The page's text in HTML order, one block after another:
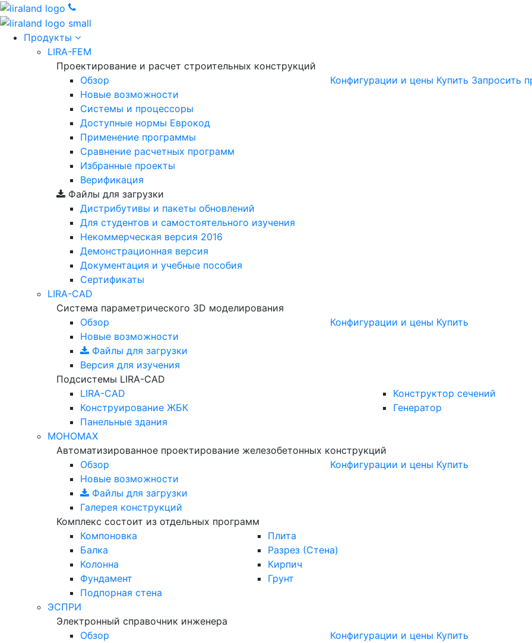
Продукты
LIRA-FEM
Проектирование и расчет строительных конструкций
Обзор
Новые возможности
Cистемы и процессоры
Доступные нормы Еврокод
Применение программы
Сравнение расчетных программ
Избранные проекты
Верификация
Конфигурации и цены Купить Запросить
Файлы для загрузки
Дистрибутивы и пакеты обновлений
Для студентов и самостоятельного изучения
Некоммерческая версия 2016
Демонстрационная версия
Документация и учебные пособия
Сертификаты
LIRA-CAD
Система параметрического 3D моделирования
Обзор
Новые возможности
Файлы для загрузки
Версия для изучения
Конфигурации и цены Купить
Подсистемы LIRA-CAD
LIRA-CAD
Конструирование ЖБК
Панельные здания
Конструктор сечений
Генератор
МОНОМАХ
Автоматизированное проектирование железобетонных конструкций
Обзор
Новые возможности
Файлы для загрузки
Галерея конструкций
Конфигурации и цены Купить
Комплекс состоит из отдельных программ
Компоновка
Балка
Колонна
Фундамент
Подпорная стена
Плита
Разрез (Стена)
Кирпич
Грунт
ЭСПРИ
Электронный справочник инженера
Обзор
Конфигурации и цены Купить